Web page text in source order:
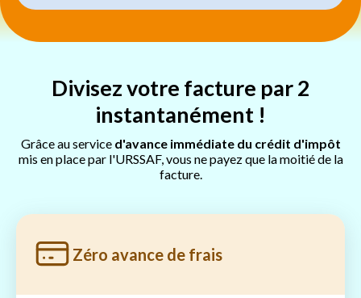
Divisez votre facture par 2
instantanément !
Grâce au service d'avance immédiate du crédit d'impôt
mis en place par l'URSSAF, vous ne payez que la moitié de la
facture.
Zéro avance de frais